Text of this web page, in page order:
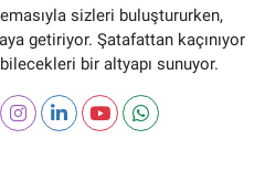
sizleri buluştururken,
getiriyor. Şatafattan kaçınıyor
bir altyapı sunuyor.